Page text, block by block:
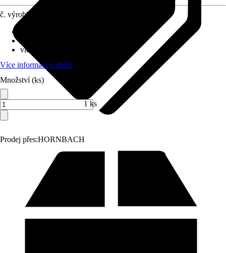
Prodej přes:HORNBACH
č. výrobku
víceleté
Více informací o zboží
Množství (ks)
1 ks